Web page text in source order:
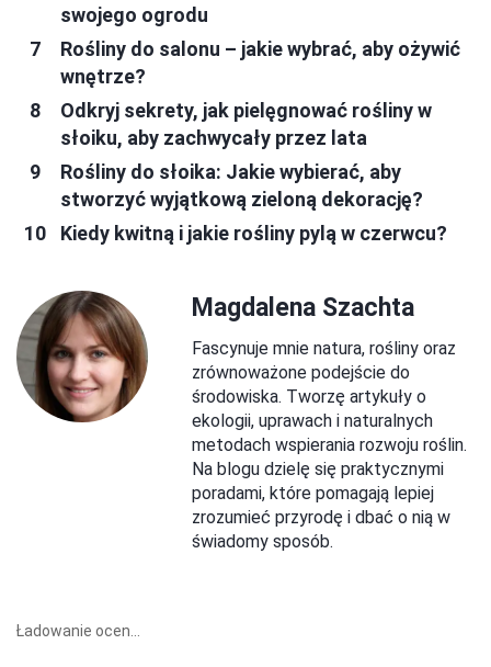
swojego ogrodu
Rośliny do salonu – jakie wybrać, aby ożywić
wnętrze?
Odkryj sekrety, jak pielęgnować rośliny w
słoiku, aby zachwycały przez lata
Rośliny do słoika: Jakie wybierać, aby
stworzyć wyjątkową zieloną dekorację?
Kiedy kwitną i jakie rośliny pylą w czerwcu?
Magdalena Szachta
Fascynuje mnie natura, rośliny oraz
zrównoważone podejście do
środowiska. Tworzę artykuły o
ekologii, uprawach i naturalnych
metodach wspierania rozwoju roślin.
Na blogu dzielę się praktycznymi
poradami, które pomagają lepiej
zrozumieć przyrodę i dbać o nią w
świadomy sposób.
Ładowanie ocen...